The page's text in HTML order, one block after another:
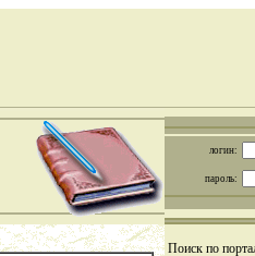
логин:
пароль:
Поиск по